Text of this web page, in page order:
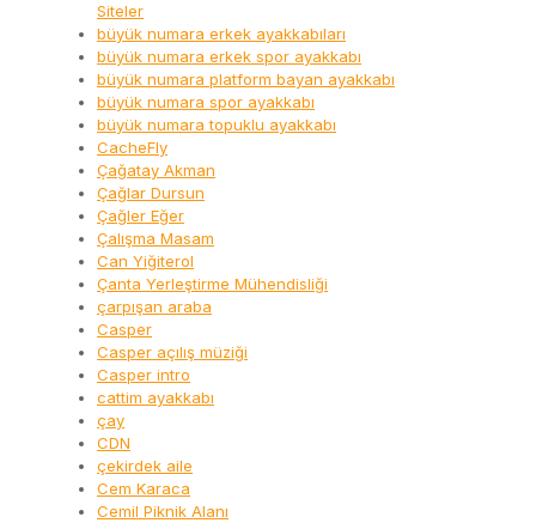
Siteler
büyük numara erkek ayakkabıları
büyük numara erkek spor ayakkabı
büyük numara platform bayan ayakkabı
büyük numara spor ayakkabı
büyük numara topuklu ayakkabı
CacheFly
Çağatay Akman
Çağlar Dursun
Çağler Eğer
Çalışma Masam
Can Yiğiterol
Çanta Yerleştirme Mühendisliği
çarpışan araba
Casper
Casper açılış müziği
Casper intro
cattim ayakkabı
çay
CDN
çekirdek aile
Cem Karaca
Cemil Piknik Alanı